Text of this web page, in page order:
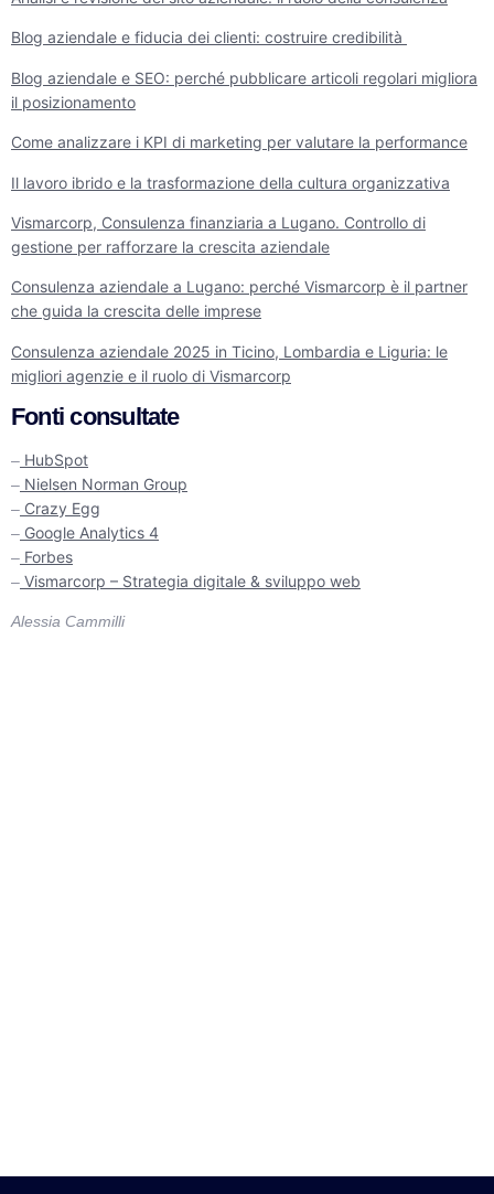
Blog aziendale e fiducia dei clienti: costruire credibilità
Blog aziendale e SEO: perché pubblicare articoli regolari migliora
il posizionamento
Come analizzare i KPI di marketing per valutare la performance
Il lavoro ibrido e la trasformazione della cultura organizzativa
Vismarcorp, Consulenza finanziaria a Lugano. Controllo di
gestione per rafforzare la crescita aziendale
Consulenza aziendale a Lugano: perché Vismarcorp è il partner
che guida la crescita delle imprese
Consulenza aziendale 2025 in Ticino, Lombardia e Liguria: le
migliori agenzie e il ruolo di Vismarcorp
Fonti consultate
– HubSpot
– Nielsen Norman Group
– Crazy Egg
– Google Analytics 4
– Forbes
– Vismarcorp – Strategia digitale & sviluppo web
Alessia Cammilli